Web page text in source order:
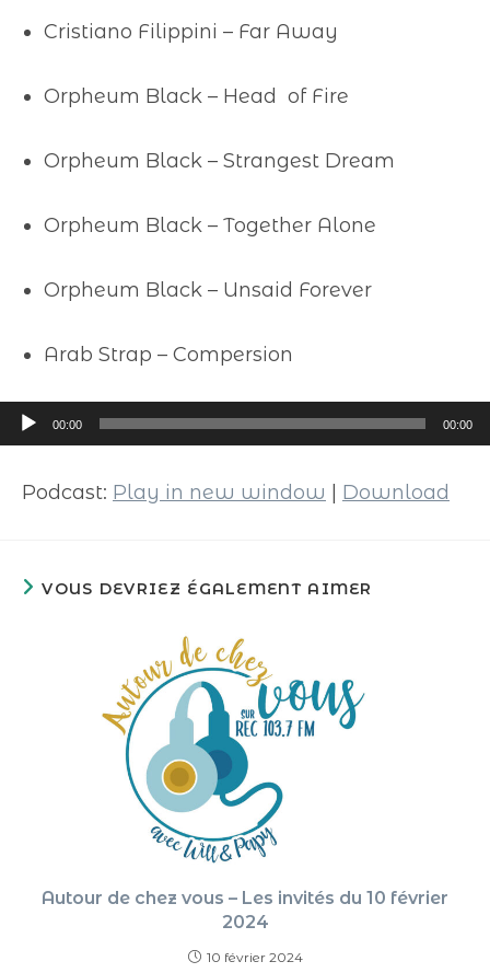
Cristiano Filippini – Far Away
Orpheum Black – Head of Fire
Orpheum Black – Strangest Dream
Orpheum Black – Together Alone
Orpheum Black – Unsaid Forever
Arab Strap – Compersion
Lecteur
audio
00:00 00:00
Podcast: Play in new window Download
VOUS DEVRIEZ ÉGALEMENT AIMER
Autour de chez vous – Les invités du 10 février
2024
10 février 2024